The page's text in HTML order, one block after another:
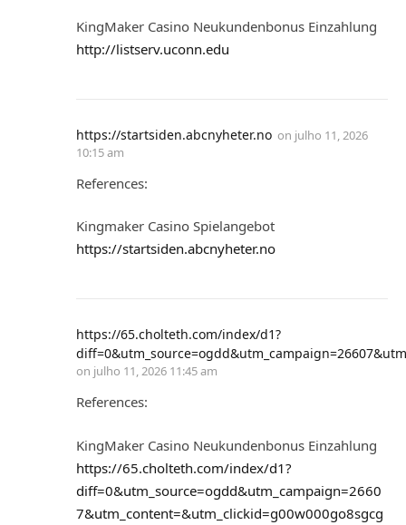
KingMaker Casino Neukundenbonus Einzahlung
http://listserv.uconn.edu
https://startsiden.abcnyheter.no on julho 11, 2026
10:15 am
References:
Kingmaker Casino Spielangebot
https://startsiden.abcnyheter.no
https://65.cholteth.com/index/d1?
on julho 11, 2026 11:45 am
References:
KingMaker Casino Neukundenbonus Einzahlung
https://65.cholteth.com/index/d1?
diff=0&utm_source=ogdd&utm_campaign=2660
7&utm_content=&utm_clickid=g00w000go8sgcg